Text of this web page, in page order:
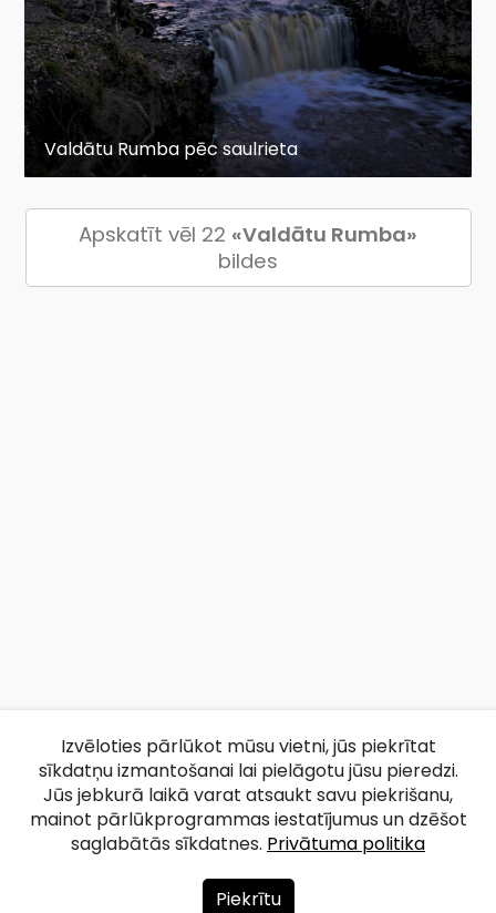
Valdātu Rumba pēc saulrieta
Apskatīt vēl 22 «Valdātu Rumba»
bildes
Izvēloties pārlūkot mūsu vietni, jūs piekrītat
sīkdatņu izmantošanai lai pielāgotu jūsu pieredzi.
Jūs jebkurā laikā varat atsaukt savu piekrišanu,
mainot pārlūkprogrammas iestatījumus un dzēšot
saglabātās sīkdatnes. Privātuma politika
Piekrītu